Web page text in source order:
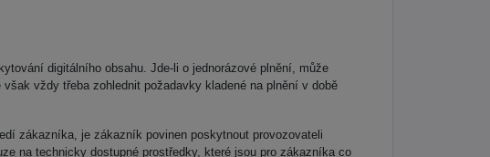
digitálního obsahu. Jde-li o jednorázové plnění, může
vždy třeba zohlednit požadavky kladené na plnění v době
zákazníka, je zákazník povinen poskytnout provozovateli
na technicky dostupné prostředky, které jsou pro zákazníka co